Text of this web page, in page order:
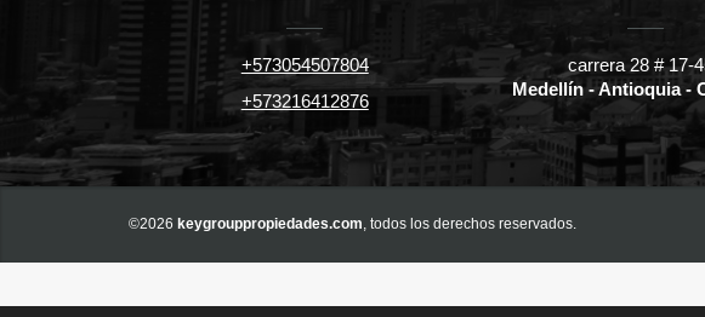
+573054507804
+573216412876
carrera 28 # 17-
Medellín - Antioquia -
©2026 keygrouppropiedades.com , todos los derechos reservados.